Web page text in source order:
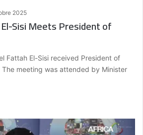
2025
Sisi Meets President of
Fattah El-Sisi received President of
The meeting was attended by Minister